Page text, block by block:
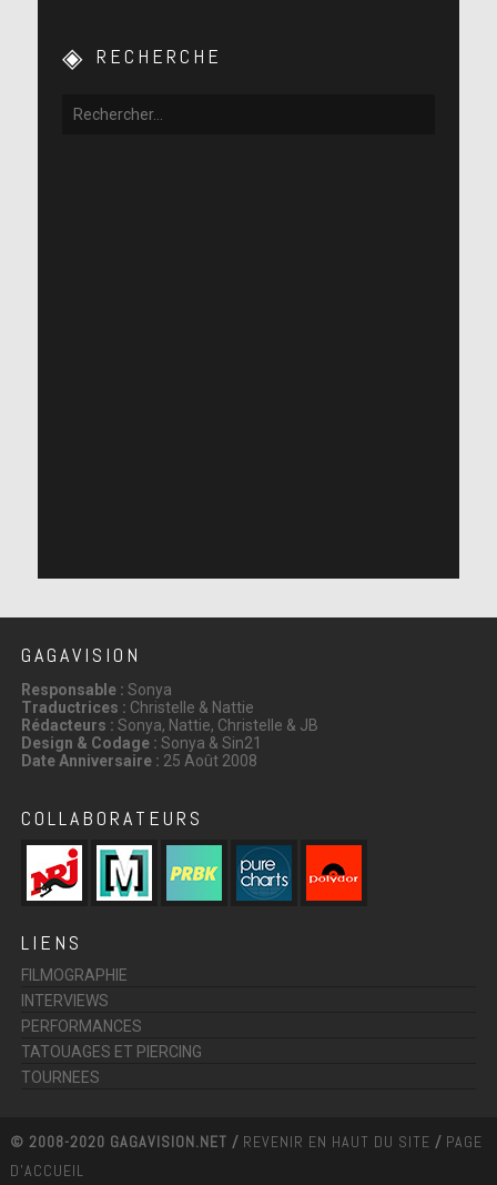
RECHERCHE
GAGAVISION
Responsable : Sonya
Traductrices : Christelle & Nattie
Rédacteurs : Sonya, Nattie, Christelle & JB
Design & Codage : Sonya & Sin21
Date Anniversaire : 25 Août 2008
COLLABORATEURS
LIENS
FILMOGRAPHIE
INTERVIEWS
PERFORMANCES
TATOUAGES ET PIERCING
TOURNEES
© 2008-2020 GAGAVISION.NET / REVENIR EN HAUT DU SITE / PAGE
D'ACCUEIL